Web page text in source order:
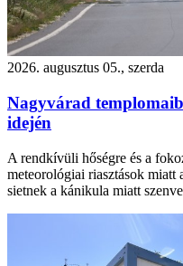
2026. augusztus 05., szerda
Nagyvárad
idején
A rendkívüli hőségre és a
meteorológiai riasztások miatt
sietnek a kánikula miatt